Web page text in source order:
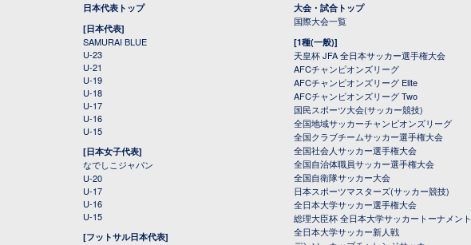
日本代表トップ
[日本代表]
SAMURAI BLUE
U-23
U-21
U-19
U-18
U-17
U-16
U-15
[日本女子代表]
なでしこジャパン
U-20
U-17
U-16
U-15
[フットサル日本代表]
大会・試合トップ
国際大会一覧
[1種(一般)]
天皇杯 JFA 全日本サッカー選手権大会
AFCチャンピオンズリーグ
AFCチャンピオンズリーグ Elite
AFCチャンピオンズリーグ Two
国民スポーツ大会(サッカー競技)
全国地域サッカーチャンピオンズリーグ
全国クラブチームサッカー選手権大会
全国社会人サッカー選手権大会
全国自治体職員サッカー選手権大会
全国自衛隊サッカー大会
日本スポーツマスターズ(サッカー競技)
全日本大学サッカー選手権大会
総理大臣杯 全日本大学サッカートーナメント
全日本大学サッカー新人戦